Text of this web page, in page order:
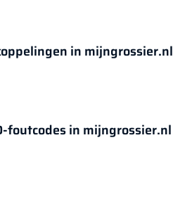
in mijngrossier.nl
foutcodes in mijngrossier.nl